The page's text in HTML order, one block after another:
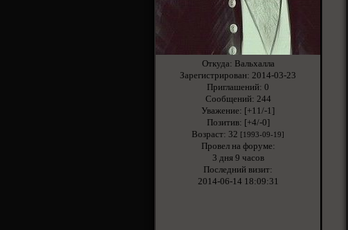
Откуда: Вальхалла
Зарегистрирован: 2014-03-23
Приглашений: 0
Сообщений: 244
Уважение: [+11/-1]
Позитив: [+4/-0]
Возраст: 32 [1993-09-19]
Провел на форуме:
3 дня 9 часов
Последний визит:
2014-06-14 18:09:31